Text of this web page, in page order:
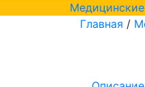
Главная /